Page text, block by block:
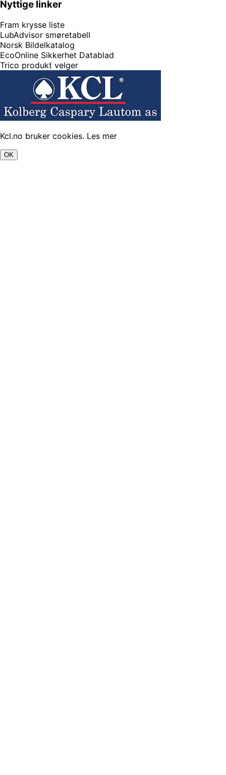
Nyttige linker
Fram krysse liste
LubAdvisor smøretabell
Norsk Bildelkatalog
EcoOnline Sikkerhet Datablad
Trico produkt velger
Kcl.no bruker cookies. Les mer
OK